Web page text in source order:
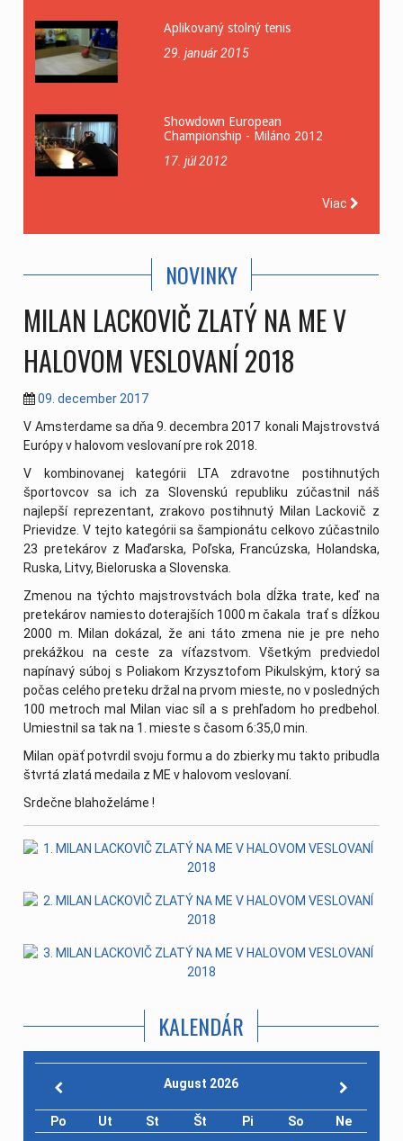
Aplikovaný stolný tenis
29. január 2015
Showdown European
Championship - Miláno 2012
17. júl 2012
Viac
NOVINKY
MILAN LACKOVIČ ZLATÝ NA ME V
HALOVOM VESLOVANÍ 2018
09. december 2017
V Amsterdame sa dňa 9. decembra 2017 konali Majstrovstvá
Európy v halovom veslovaní pre rok 2018.
V kombinovanej kategórii LTA zdravotne postihnutých
športovcov sa ich za Slovenskú republiku zúčastnil náš
najlepší reprezentant, zrakovo postihnutý Milan Lackovič z
Prievidze. V tejto kategórii sa šampionátu celkovo zúčastnilo
23 pretekárov z Maďarska, Poľska, Francúzska, Holandska,
Ruska, Litvy, Bieloruska a Slovenska.
Zmenou na týchto majstrovstvách bola dĺžka trate, keď na
pretekárov namiesto doterajších 1000 m čakala trať s dĺžkou
2000 m. Milan dokázal, že ani táto zmena nie je pre neho
prekážkou na ceste za víťazstvom. Všetkým predviedol
napínavý súboj s Poliakom Krzysztofom Pikulským, ktorý sa
počas celého preteku držal na prvom mieste, no v posledných
100 metroch mal Milan viac síl a s prehľadom ho predbehol.
Umiestnil sa tak na 1. mieste s časom 6:35,0 min.
Milan opäť potvrdil svoju formu a do zbierky mu takto pribudla
štvrtá zlatá medaila z ME v halovom veslovaní.
Srdečne blahoželáme !
KALENDÁR
August 2026
Po Ut St Št Pi So
Ne